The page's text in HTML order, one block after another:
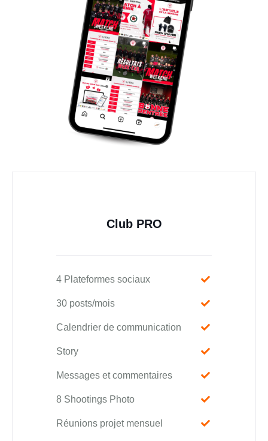
Club PRO
4 Plateformes sociaux
30 posts/mois
Calendrier de communication
Story
Messages et commentaires
8 Shootings Photo
Réunions projet mensuel